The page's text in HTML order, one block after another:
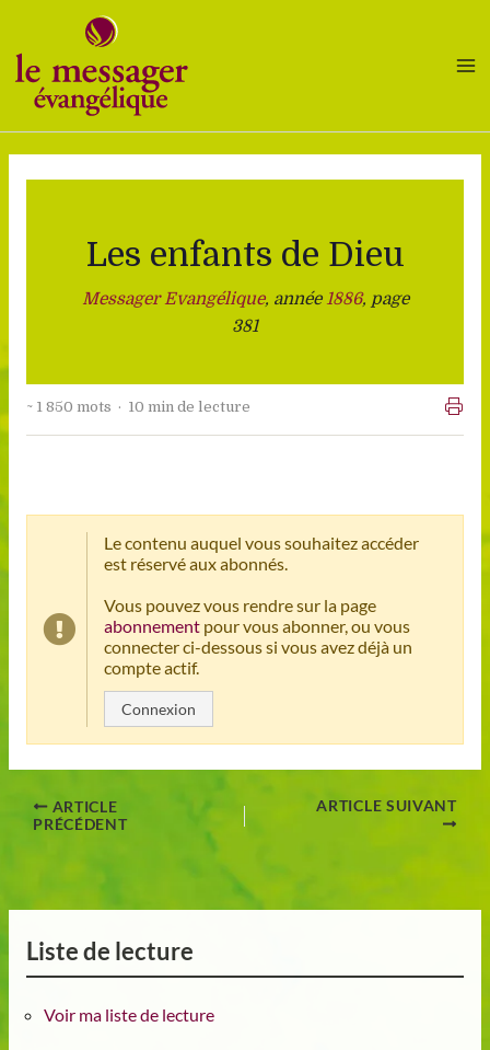
contenu
Les enfants de Dieu
Messager Evangélique, année1886, page
381
~ 1 850 mots · 10 min de lecture
Le contenu auquel vous souhaitez accéder
est réservé aux abonnés.
Vous pouvez vous rendre sur la page
abonnementpour vous abonner, ou vous
connecter ci-dessous si vous avez déjà un
compte actif.
Connexion
ARTICLE
PRÉCÉDENT
ARTICLE SUIVANT
Liste de lecture
Voir ma liste de lecture